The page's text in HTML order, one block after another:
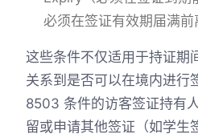
必须在签证有效期届满前
这些条件不仅适用于持证期
关系到是否可以在境内进行
8503 条件的访客签证持有
留或申请其他签证（如学生